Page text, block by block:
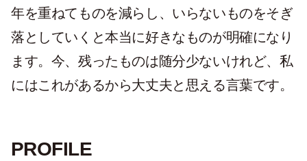
年を重ねてものを減らし、いらないものをそぎ
落としていくと本当に好きなものが明確になり
ます。今、残ったものは随分少ないけれど、私
にはこれがあるから大丈夫と思える言葉です。
PROFILE